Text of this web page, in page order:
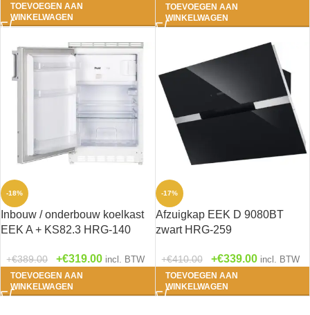
TOEVOEGEN AAN
WINKELWAGEN
TOEVOEGEN AAN
WINKELWAGEN
-18%
Inbouw / onderbouw koelkast
EEK A + KS82.3 HRG-140
€389.00 €319.00 incl. BTW
TOEVOEGEN AAN
WINKELWAGEN
-17%
Afzuigkap EEK D 9080BT
zwart HRG-259
€410.00 €339.00 incl. BTW
TOEVOEGEN AAN
WINKELWAGEN